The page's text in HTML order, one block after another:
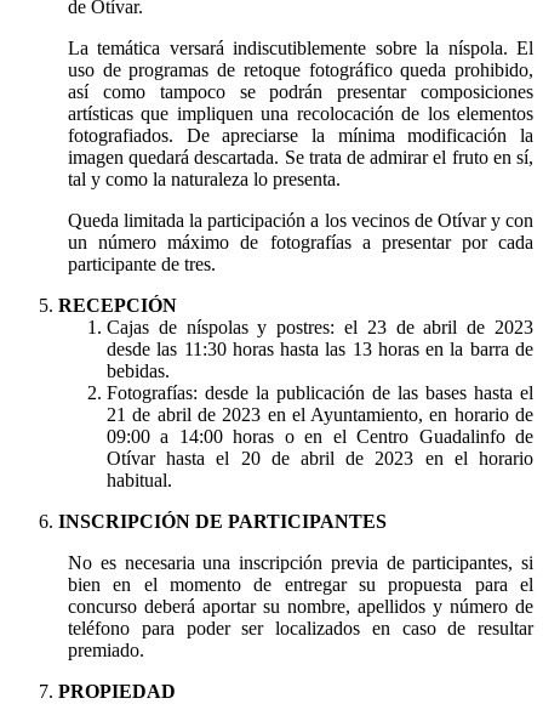
de Otívar.
La temática versará indiscutiblemente sobre la níspola. El
uso de programas de retoque fotográfico queda prohibido,
así como tampoco se podrán presentar composiciones
artísticas que impliquen una recolocación de los elementos
fotografiados. De apreciarse la mínima modificación la
imagen quedará descartada. Se trata de admirar el fruto en sí,
tal y como la naturaleza lo presenta.
Queda limitada la participación a los vecinos de Otívar y con
un número máximo de fotografías a presentar por cada
participante de tres.
RECEPCIÓN
Cajas de níspolas y postres: el 23 de abril de 2023
desde las 11:30 horas hasta las 13 horas en la barra de
bebidas.
Fotografías: desde la publicación de las bases hasta el
21 de abril de 2023 en el Ayuntamiento, en horario de
09:00 a 14:00 horas o en el Centro Guadalinfo de
Otívar hasta el 20 de abril de 2023 en el horario
habitual.
INSCRIPCIÓN DE PARTICIPANTES
No es necesaria una inscripción previa de participantes, si
bien en el momento de entregar su propuesta para el
concurso deberá aportar su nombre, apellidos y número de
teléfono para poder ser localizados en caso de resultar
premiado.
PROPIEDAD